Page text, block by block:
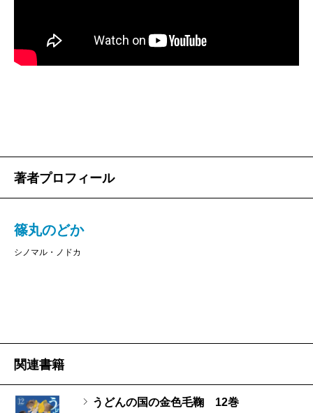
著者プロフィール
篠丸のどか
シノマル・ノドカ
関連書籍
うどんの国の金色毛鞠 12巻